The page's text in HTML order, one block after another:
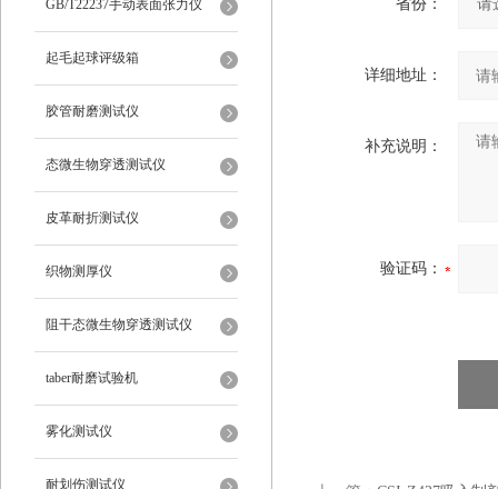
仪
GB/T22237手动表面张力仪
起毛起球评级箱
胶管耐磨测试仪
态微生物穿透测试仪
皮革耐折测试仪
织物测厚仪
阻干态微生物穿透测试仪
taber耐磨试验机
雾化测试仪
耐划伤测试仪
省份：
详细地址：
补充说明：
验证码：